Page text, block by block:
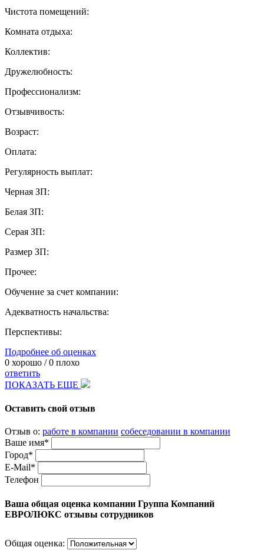
Чистота помещений:
Комната отдыха:
Коллектив:
Дружелюбность:
Профессионализм:
Отзывчивость:
Возраст:
Оплата:
Регулярность выплат:
Черная ЗП:
Белая ЗП:
Серая ЗП:
Размер ЗП:
Прочее:
Обучение за счет компании:
Адекватность начальства:
Перспективы:
Подробнее об оценках
0 хорошо /0 плохо
ответить
ПОКАЗАТЬ ЕЩЕ
Оставить свой отзыв
Отзыв о: работе в компании собеседовании в компании
Ваше имя*
Город*
E-Mail*
Телефон
Ваша общая оценка компании Группа Компаний
ЕВРОЛЮКС отзывы сотрудников
Общая оценка: